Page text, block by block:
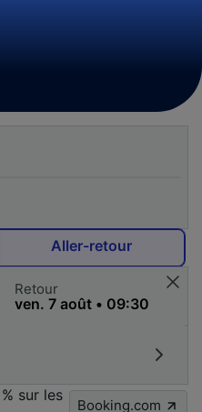
Aller-retour
Retour
sur les
Booking.com